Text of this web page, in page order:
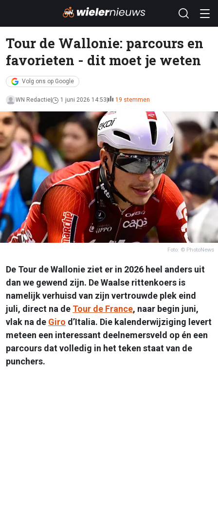
Tour de Wallonie: parcours en
favorieten - dit moet je weten
Volg ons op Google
WN Redactie 1 juni 2026 14:53 19 stemmen
Foto: © PhotoNews
De Tour de Wallonie ziet er in 2026 heel anders uit
dan we gewend zijn. De Waalse rittenkoers is
namelijk verhuisd van zijn vertrouwde plek eind
juli, direct na de Tour de France, naar begin juni,
vlak na de Giro d’Italia. Die kalenderwijziging levert
meteen een interessant deelnemersveld op én een
parcours dat volledig in het teken staat van de
punchers.